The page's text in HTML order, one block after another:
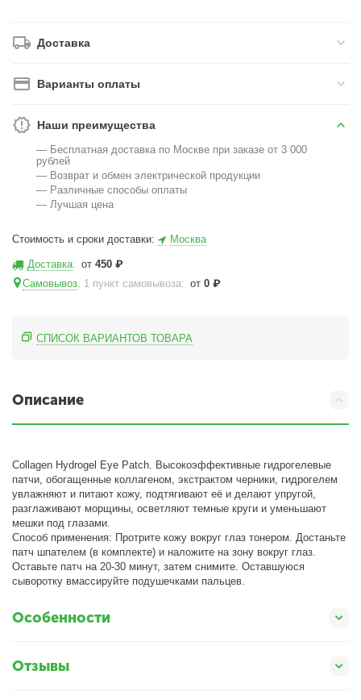
Доставка
Варианты оплаты
Наши преимущества
— Бесплатная доставка по Москве при заказе от 3 000
рублей
— Возврат и обмен электрической продукции
— Различные способы оплаты
— Лучшая цена
Стоимость и сроки доставки: Москва
Доставка: от450 ₽
Самовывоз, 1 пункт самовывоза: от0 ₽
СПИСОК ВАРИАНТОВ ТОВАРА
Описание
Collagen Hydrogel Eye Patch. Высокоэффективные гидрогелевые
патчи, обогащенные коллагеном, экстрактом черники, гидрогелем
увлажняют и питают кожу, подтягивают её и делают упругой,
разглаживают морщины, осветляют темные круги и уменьшают
мешки под глазами.
Способ применения: Протрите кожу вокруг глаз тонером. Достаньте
патч шпателем (в комплекте) и наложите на зону вокруг глаз.
Оставьте патч на 20-30 минут, затем снимите. Оставшуюся
сыворотку вмассируйте подушечками пальцев.
Особенности
Отзывы